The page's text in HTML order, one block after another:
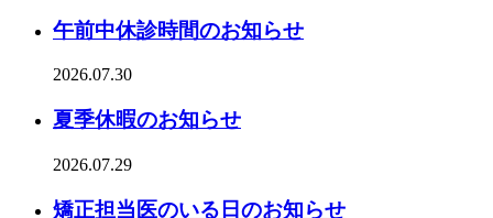
午前中休診時間のお知らせ
2026.07.30
夏季休暇のお知らせ
2026.07.29
矯正担当医のいる日のお知らせ